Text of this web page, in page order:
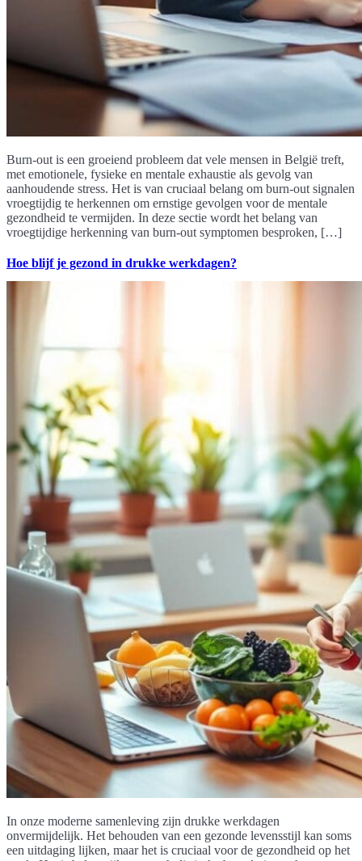
Burn-out is een groeiend probleem dat vele mensen in België treft,
met emotionele, fysieke en mentale exhaustie als gevolg van
aanhoudende stress. Het is van cruciaal belang om burn-out signalen
vroegtijdig te herkennen om ernstige gevolgen voor de mentale
gezondheid te vermijden. In deze sectie wordt het belang van
vroegtijdige herkenning van burn-out symptomen besproken, […]
Hoe blijf je gezond in drukke werkdagen?
In onze moderne samenleving zijn drukke werkdagen
onvermijdelijk. Het behouden van een gezonde levensstijl kan soms
een uitdaging lijken, maar het is cruciaal voor de gezondheid op het